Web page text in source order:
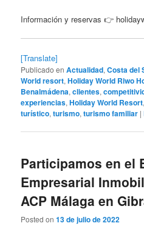
Información y reservas 👉
[Translate]
Publicado en Actualidad,Costa del
World resort,Holiday World Riwo
Benalmádena,clientes,
experiencias,Holiday World Resort
turístico,turismo,turismo familiar |
Participamos en el
Empresarial
ACP Málaga en
Posted on13 de julio de 2022